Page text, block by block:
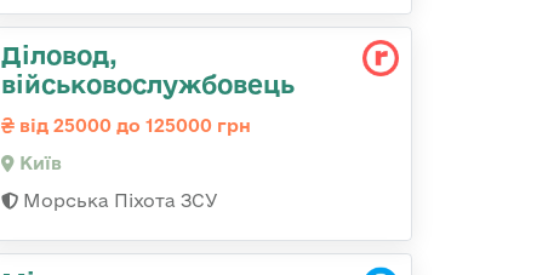
Діловод,
військовослужбовець
від 25000 до 125000 грн
Київ
Морська Піхота ЗСУ